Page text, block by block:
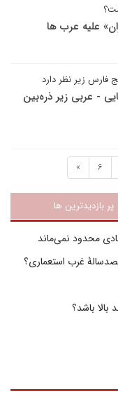
علیه عرب ها
فارس زیر نظر دارد
- عربی زیر ذره‌بین
6
»
پر بازدیدترین ها
محدود نمی‌ماند
غرب استعماری؟
باشد؟